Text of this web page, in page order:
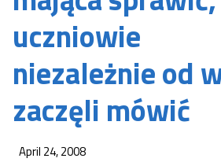
uczniowie
niezależnie od
zaczęli mówić
April 24, 2008